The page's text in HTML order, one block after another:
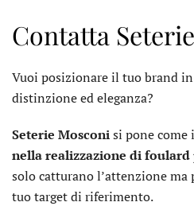
Contatta
Vuoi posizionare il tuo brand
distinzione ed eleganza?
Seterie Mosconisi pone come
nella realizzazione di
solo catturano l’attenzione
tuo target di riferimento.